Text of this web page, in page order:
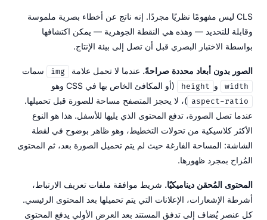
CLS ليس مفهومًا نظريًا مجردًا. إنه ناتج عن أخطاء بصرية ملموسة
وقابلة للتحديد — وهذه هي النقطة الجوهرية — يمكن اكتشافها
بواسطة الاختبار البصري قبل أن تصل إلى بيئة الإنتاج.
الصور بدون أبعاد محددة صراحةً. عندما لا تحمل علامة img سمات
width و height (أو المكافئ الخاص بها في CSS وهو
aspect-ratio )، لا يحجز المتصفح مساحة للصورة قبل تحميلها.
عندما تصل الصورة، تدفع المحتوى الذي يليها للأسفل. هذا هو النوع
الأكثر كلاسيكية من تحولات التخطيط، وهو ظاهر بوضوح في لقطة
الشاشة: المساحة الفارغة حيث لم يتم تحميل الصورة بعد، ثم المحتوى
المُزاح بمجرد ظهورها.
المحتوى المُحقن ديناميكيًا. شريط موافقة ملفات تعريف الارتباط،
أشرطة الإشعارات، الإعلانات التي يتم تحميلها بعد المحتوى الرئيسي.
كل عنصر يُضاف إلى تدفق المستند بعد العرض الأولي يدفع المحتوى